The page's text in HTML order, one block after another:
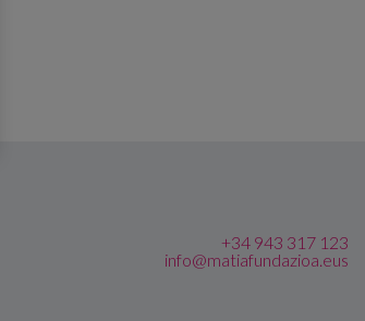
+34 943 317 123
info@matiafundazioa.eus